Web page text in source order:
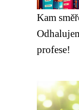
Kam
profese!